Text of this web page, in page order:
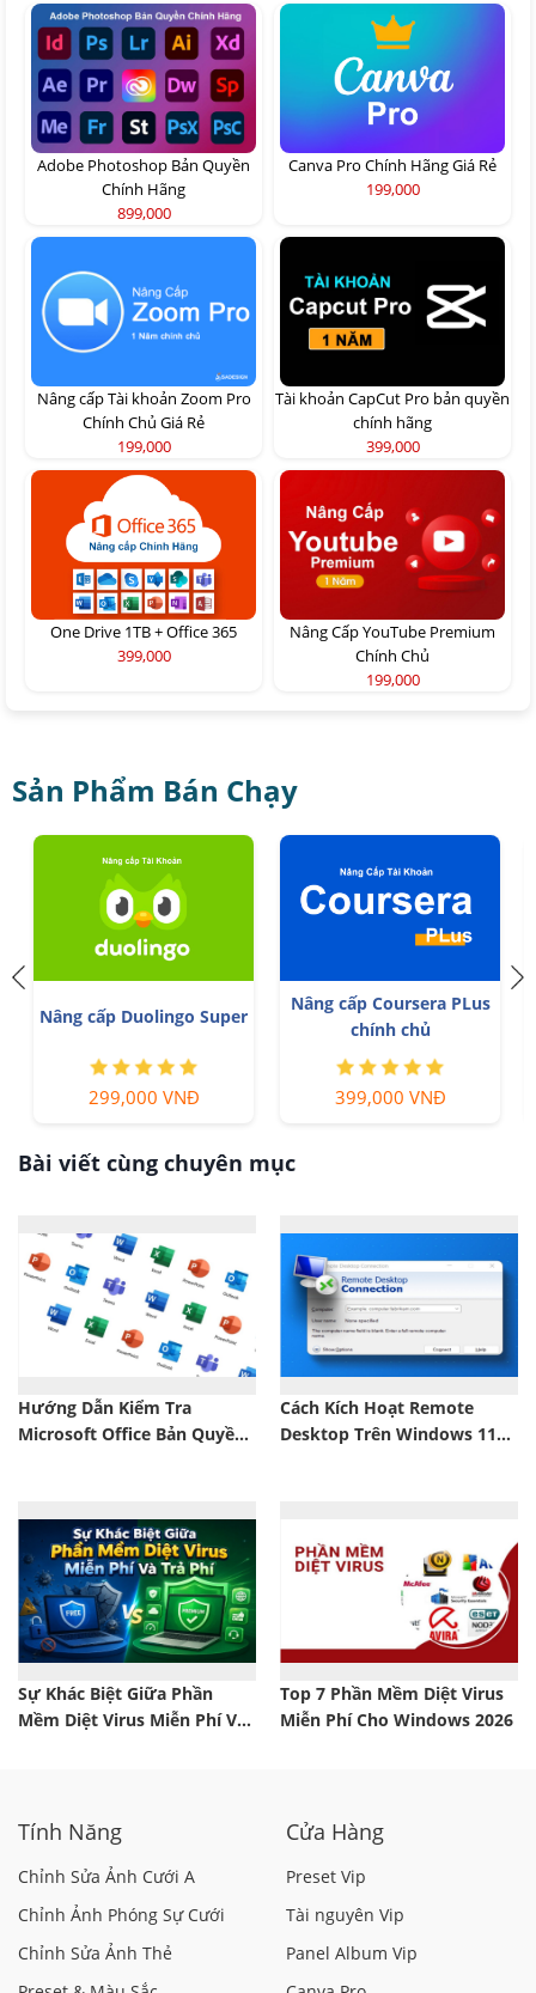
Adobe Photoshop Bản Quyền
Chính Hãng
899,000
Canva Pro Chính Hãng Giá Rẻ
199,000
Nâng cấp Tài khoản Zoom Pro
Chính Chủ Giá Rẻ
199,000
Tài khoản CapCut Pro bản quyền
chính hãng
399,000
One Drive 1TB + Office 365
399,000
Nâng Cấp YouTube Premium
Chính Chủ
199,000
Sản Phẩm Bán Chạy
Nâng cấp Google One
chính chủ Giá Siêu Rẻ
259,000 VNĐ
Adobe Photoshop Bản
Quyền Full App Giá Rẻ
899,000 VNĐ
Bài viết cùng chuyên mục
Hướng Dẫn Kiểm Tra
Microsoft Office Bản Quyền
Cách Kích Hoạt Remote
Desktop Trên Windows 11
Sự Khác Biệt Giữa Phần
Mềm Diệt Virus Miễn Phí Và
Top 7 Phần Mềm Diệt Virus
Miễn Phí Cho Windows 2026
Tính Năng
Chỉnh Sửa Ảnh Cưới A
Chỉnh Ảnh Phóng Sự Cưới
Chỉnh Sửa Ảnh Thẻ
Cửa Hàng
Preset Vip
Tài nguyên Vip
Panel Album Vip